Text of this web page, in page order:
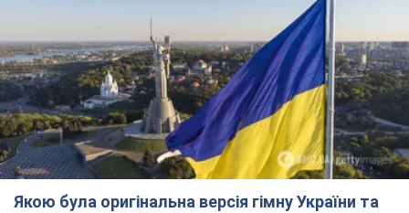
Якою була оригінальна версія гімну України та